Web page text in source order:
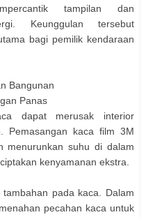
tampilan dan
Keunggulan tersebut
bagi pemilik kendaraan
Bangunan
Panas
dapat merusak interior
Pemasangan kaca film 3M
menurunkan suhu di dalam
kenyamanan ekstra.
pada kaca. Dalam
pecahan kaca untuk